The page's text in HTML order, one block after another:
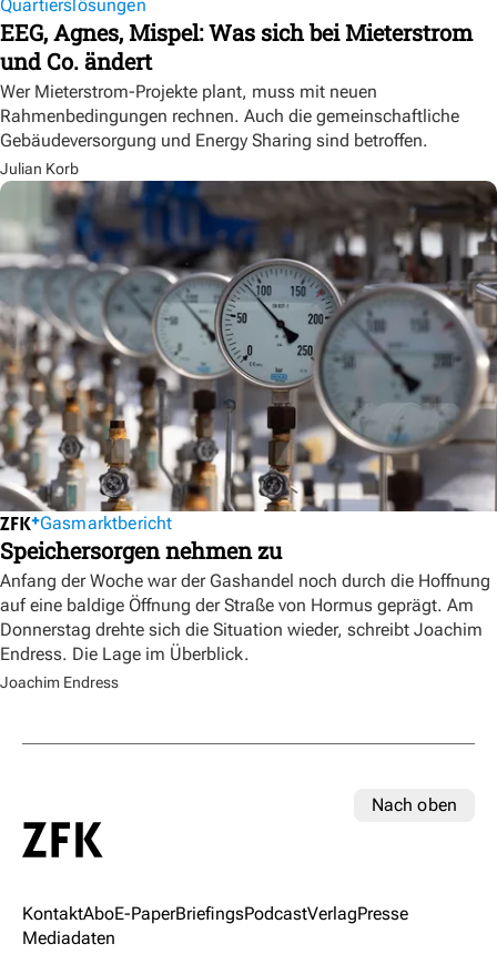
Quartierslösungen
EEG, Agnes, Mispel: Was sich bei Mieterstrom
und Co. ändert
Wer Mieterstrom-Projekte plant, muss mit neuen
Rahmenbedingungen rechnen. Auch die gemeinschaftliche
Gebäudeversorgung und Energy Sharing sind betroffen.
Julian Korb
Gasmarktbericht
Speichersorgen nehmen zu
Anfang der Woche war der Gashandel noch durch die Hoffnung
auf eine baldige Öffnung der Straße von Hormus geprägt. Am
Donnerstag drehte sich die Situation wieder, schreibt Joachim
Endress. Die Lage im Überblick.
Joachim Endress
Nach oben
KontaktAboE-PaperBriefingsPodcastVerlagPresse
Mediadaten